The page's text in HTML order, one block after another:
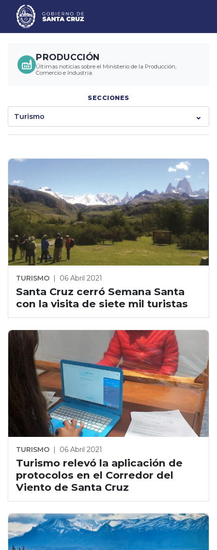
PRODUCCIÓN
Últimas noticias sobre el Ministerio de la Producción,
Comercio e Industria.
SECCIONES
Turismo
TURISMO | 06 Abril 2021
Santa Cruz cerró Semana Santa
con la visita de siete mil turistas
TURISMO | 06 Abril 2021
Turismo relevó la aplicación de
protocolos en el Corredor del
Viento de Santa Cruz